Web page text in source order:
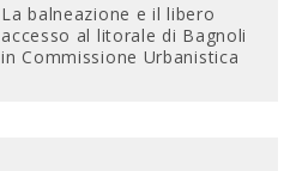
La balneazione e il libero
accesso al litorale di Bagnoli
in Commissione Urbanistica